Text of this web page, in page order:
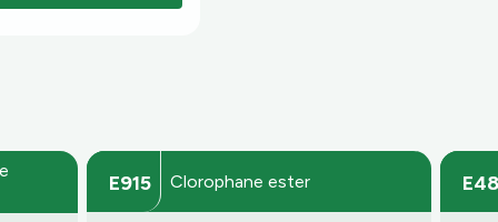
E915 Clorophane ester